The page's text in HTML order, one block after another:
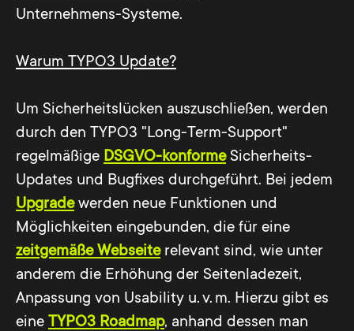
Unternehmens-Systeme.
Warum TYPO3 Update?
Um Sicherheitslücken auszuschließen, werden
durch den TYPO3 "Long-Term-Support"
regelmäßige DSGVO-konformeSicherheits-
Updates und Bugfixes durchgeführt. Bei jedem
Upgradewerden neue Funktionen und
Möglichkeiten eingebunden, die für eine
zeitgemäße Webseiterelevant sind, wie unter
anderem die Erhöhung der Seitenladezeit,
Anpassung von Usability u. v. m. Hierzu gibt es
eine TYPO3 Roadmap, anhand dessen man